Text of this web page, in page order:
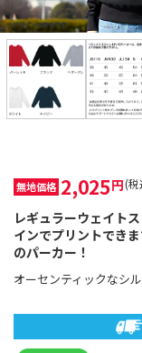
無地価格 2,025円(
レギュラーウェイト
インでプリントでき
のパーカー！
オーセンティックなシ